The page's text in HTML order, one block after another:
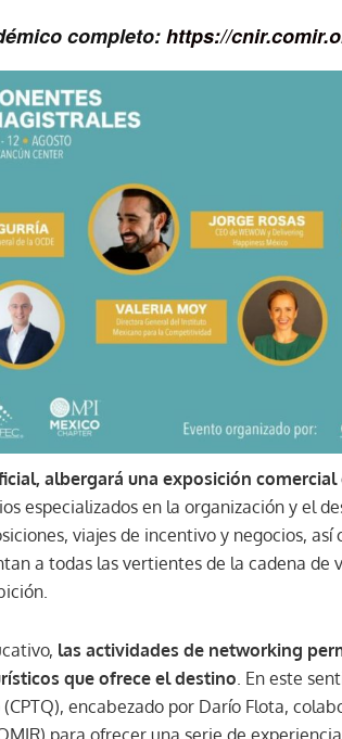
completo:https://
albergará una exposición
especializados en la organización y el
viajes de incentivo y negocios, así
a todas las vertientes de la cadena de
las actividades de networking
que ofrece el destino. En este
encabezado por Darío Flota,
para ofrecer una serie de